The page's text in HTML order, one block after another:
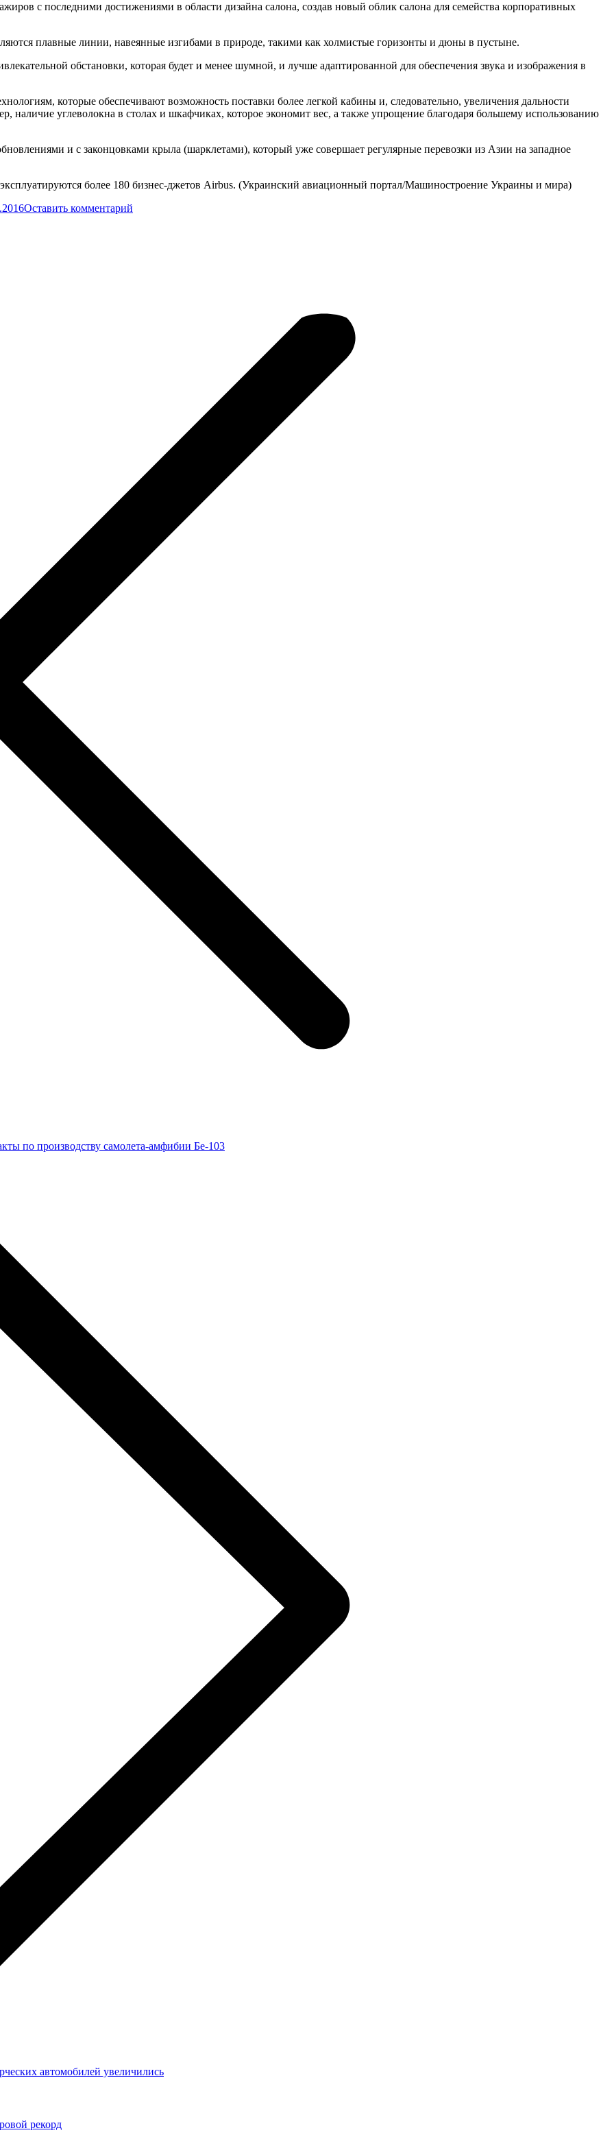
с последними достижениями в области дизайна салона, создав новый облик салона для семейства корпоративных
плавные линии, навеянные изгибами в природе, такими как холмистые горизонты и дюны в пустыне.
обстановки, которая будет и менее шумной, и лучше адаптированной для обеспечения звука и изображения в
которые обеспечивают возможность поставки более легкой кабины и, следовательно, увеличения дальности
наличие углеволокна в столах и шкафчиках, которое экономит вес, а также упрощение благодаря большему использованию
и с законцовками крыла (шарклетами), который уже совершает регулярные перевозки из Азии на западное
более 180 бизнес-джетов Airbus. (Украинский авиационный портал/Машиностроение Украины и мира)
Оставить комментарий
по производству самолета-амфибии Бе-103
автомобилей увеличились
рекорд